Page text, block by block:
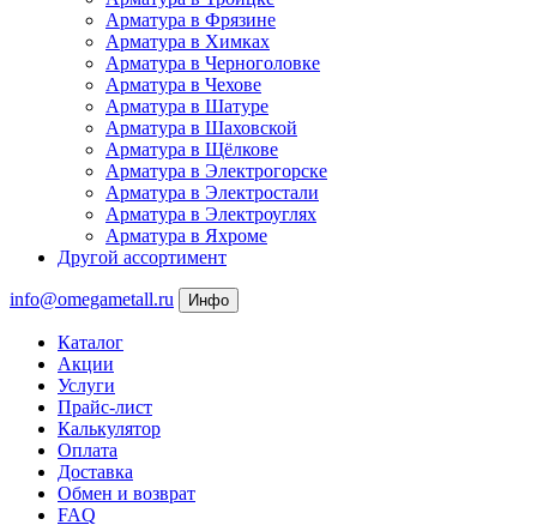
Арматура в Фрязине
Арматура в Химках
Арматура в Черноголовке
Арматура в Чехове
Арматура в Шатуре
Арматура в Шаховской
Арматура в Щёлкове
Арматура в Электрогорске
Арматура в Электростали
Арматура в Электроуглях
Арматура в Яхроме
Другой ассортимент
info@omegametall.ru Инфо
Каталог
Акции
Услуги
Прайс-лист
Калькулятор
Оплата
Доставка
Обмен и возврат
FAQ